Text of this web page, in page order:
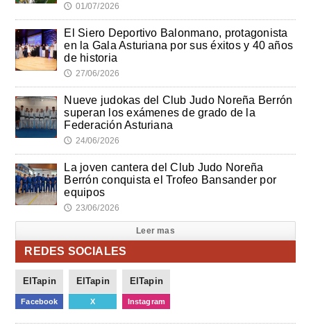
🕔 01/07/2026
El Siero Deportivo Balonmano, protagonista
en la Gala Asturiana por sus éxitos y 40 años
de historia
🕔 27/06/2026
Nueve judokas del Club Judo Noreña Berrón
superan los exámenes de grado de la
Federación Asturiana
🕔 24/06/2026
La joven cantera del Club Judo Noreña
Berrón conquista el Trofeo Bansander por
equipos
🕔 23/06/2026
Leer mas
REDES SOCIALES
ElTapin
Facebook
ElTapin
X
ElTapin
Instagram